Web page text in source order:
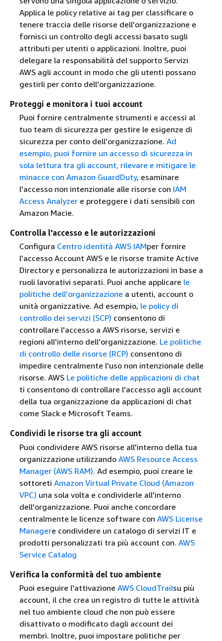
Applica le policy relative ai tag per classificare o
tenere traccia delle risorse dell'organizzazione e
fornisci un controllo degli accessi basato sugli
attributi per utenti o applicazioni. Inoltre, puoi
delegare la responsabilità del supporto Servizi
AWS agli account in modo che gli utenti possano
gestirli per conto dell'organizzazione.
Proteggi e monitora i tuoi account
Puoi fornire centralmente strumenti e accessi al
tuo team di sicurezza per gestire le esigenze di
sicurezza per conto dell'organizzazione. Ad
esempio, puoi fornire un accesso di sicurezza in
sola lettura tra gli account, rilevare e mitigare le
minacce con Amazon GuardDuty, esaminare
l'accesso non intenzionale alle risorse con IAM
Access Analyzere proteggere i dati sensibili con
Amazon Macie.
Controlla l'accesso e le autorizzazioni
Configura Centro identità AWS IAMper fornire
l'accesso Account AWS e le risorse tramite Active
Directory e personalizza le autorizzazioni in base a
ruoli lavorativi separati. Puoi anche applicare le
politiche dell'organizzazione a utenti, account o
unità organizzative. Ad esempio, le policy di
controllo dei servizi (SCP) consentono di
controllare l'accesso a AWS risorse, servizi e
regioni all'interno dell'organizzazione. Le politiche
di controllo delle risorse (RCP) consentono di
impedire centralmente l'uso non intenzionale delle
risorse. AWS Le politiche delle applicazioni di chat
ti consentono di controllare l'accesso agli account
della tua organizzazione da applicazioni di chat
come Slack e Microsoft Teams.
Condividi le risorse tra gli account
Puoi condividere AWS risorse all'interno della tua
organizzazione utilizzando AWS Resource Access
Manager (AWS RAM). Ad esempio, puoi creare le
sottoreti Amazon Virtual Private Cloud (Amazon
VPC) una sola volta e condividerle all'interno
dell'organizzazione. Puoi anche concordare
centralmente le licenze software con AWS License
Managere condividere un catalogo di servizi IT e
prodotti personalizzati tra più account con. AWS
Service Catalog
Verifica la conformità del tuo ambiente
Puoi eseguire l'attivazione AWS CloudTrailsu più
account, il che crea un registro di tutte le attività
nel tuo ambiente cloud che non può essere
disattivato o modificato dagli account dei
membri. Inoltre, puoi impostare politiche per